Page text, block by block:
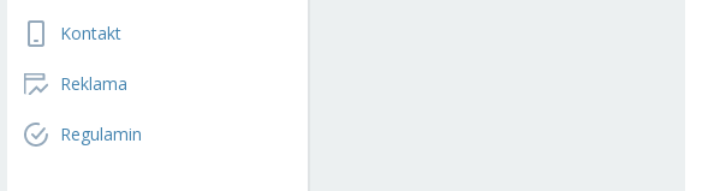
Kontakt
Reklama
Regulamin